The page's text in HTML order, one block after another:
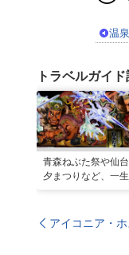
温泉
トラベルガイ
青森ねぶた祭や仙
夕まつりなど、一
アイコニア・